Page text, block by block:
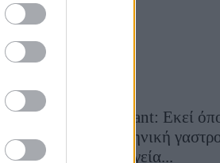
Cavos Restaurant: Εκεί
αυθεντική ελληνική
συναντά τη μαγεία...